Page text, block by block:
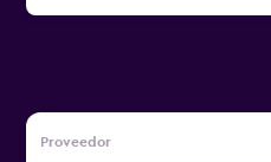
Proveedor